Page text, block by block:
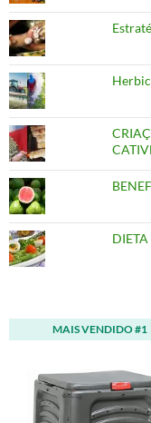
MAIS VENDIDO #1